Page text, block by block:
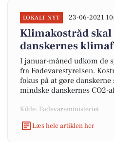
LOKALT NYT 23-06-2021
Klimakostråd skal
danskernes
I januar-måned udkom de
fra Fødevarestyrelsen.
fokus på at gøre
mindske danskernes CO2-
Kilde: Fødevareministeriet
Læs hele artiklen her